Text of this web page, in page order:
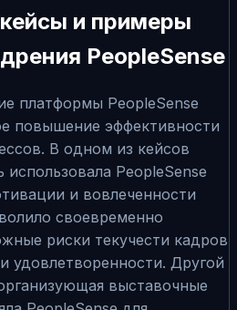
и примеры
PeopleSense
платформы PeopleSense
повышение эффективности
В одном из кейсов
использовала PeopleSense
и вовлеченности
своевременно
риски текучести кадров
удовлетворенности. Другой
выставочные